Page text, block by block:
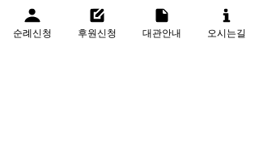
순례신청 후원신청 대관안내 오시는길